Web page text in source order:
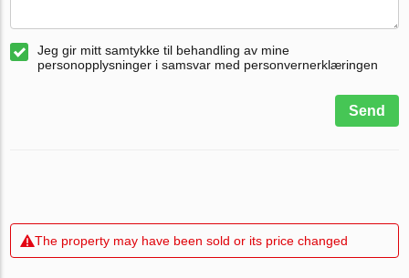
Jeg gir mitt samtykke til behandling av mine
personopplysninger i samsvar med personvernerklæringen
Send
The property may have been sold or its price changed